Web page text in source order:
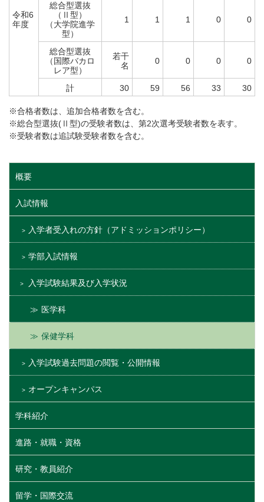
令和6
年度
総合型選抜
（Ⅱ型）
（大学院進学
型）
1 1 1 0 0
総合型選抜
（国際バカロ
レア型）
若干
名
0 0 0 0
計 30 59 56 33 30
※合格者数は、追加合格者数を含む。
※総合型選抜(Ⅱ型)の受験者数は、第2次選考受験者数を表す。
※受験者数は追試験受験者数を含む。
概要
入試情報
入学者受入れの方針（アドミッションポリシー）
学部入試情報
入学試験結果及び入学状況
医学科
保健学科
入学試験過去問題の閲覧・公開情報
オープンキャンパス
学科紹介
進路・就職・資格
研究・教員紹介
留学・国際交流